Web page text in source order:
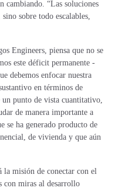
cambiando. “Las soluciones
sobre todo escalables,
Engineers, piensa que no se
este déficit permanente -
debemos enfocar nuestra
en términos de
un punto de vista cuantitativo,
de manera importante a
se ha generado producto de
de vivienda y que aún
la misión de conectar con el
con miras al desarrollo